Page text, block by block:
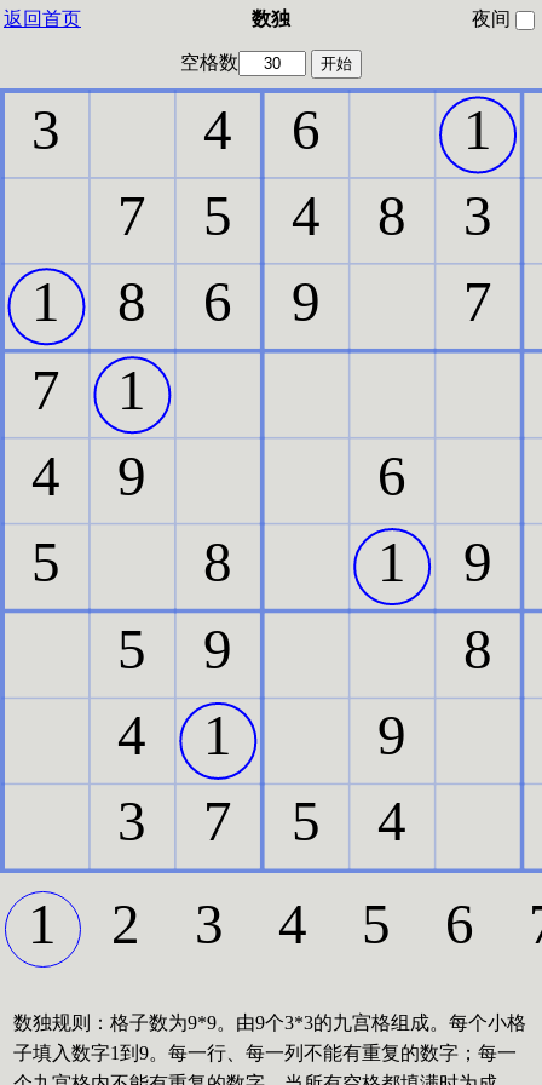
返回首页 数独 夜间
空格数
数独规则：格子数为9*9。由9个3*3的九宫格组成。每个小格
子填入数字1到9。每一行、每一列不能有重复的数字；每一